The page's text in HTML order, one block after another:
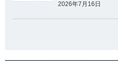
2026年7月16日